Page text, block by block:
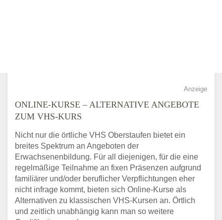
Anzeige
ONLINE-KURSE – ALTERNATIVE ANGEBOTE
ZUM VHS-KURS
Nicht nur die örtliche VHS Oberstaufen bietet ein
breites Spektrum an Angeboten der
Erwachsenenbildung. Für all diejenigen, für die eine
regelmäßige Teilnahme an fixen Präsenzen aufgrund
familiärer und/oder beruflicher Verpflichtungen eher
nicht infrage kommt, bieten sich Online-Kurse als
Alternativen zu klassischen VHS-Kursen an. Örtlich
und zeitlich unabhängig kann man so weitere